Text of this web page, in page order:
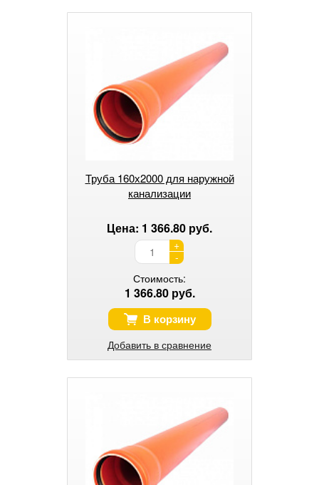
Труба 160х2000 для наружной
канализации
Цена: 1 366.80 руб.
+
-
Стоимость:
1 366.80 руб.
В корзину
Добавить в сравнение